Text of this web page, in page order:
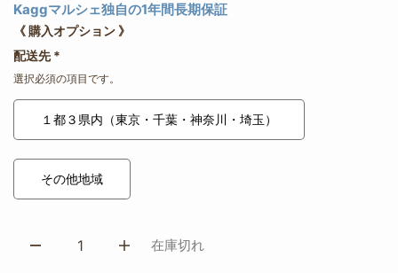
Kaggマルシェ独自の1年間長期保証
《 購入オプション 》
配送先*
選択必須の項目です。
１都３県内（東京・千葉・神奈川・埼玉）
その他地域
在庫切れ